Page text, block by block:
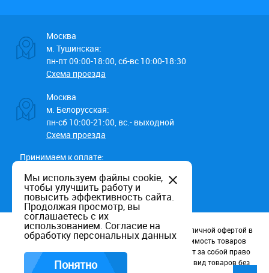
Москва
м. Тушинская:
пн-пт 09:00-18:00, сб-вс 10:00-18:30
Схема проезда
Москва
м. Белорусская:
пн-сб 10:00-21:00, вс.- выходной
Схема проезда
Принимаем к оплате:
Данный информационный ресурс не является публичной офертой в
соотв. со статьей 437 (п.2) ГК РФ. Наличие и стоимость товаров
уточняйте по телефону. Производители оставляют за собой право
изменять технические характеристики и внешний вид товаров без
Мы используем файлы cookie,
чтобы улучшить работу и
повысить эффективность сайта.
Продолжая просмотр, вы
соглашаетесь с их
использованием. Согласие на
обработку персональных данных
Понятно